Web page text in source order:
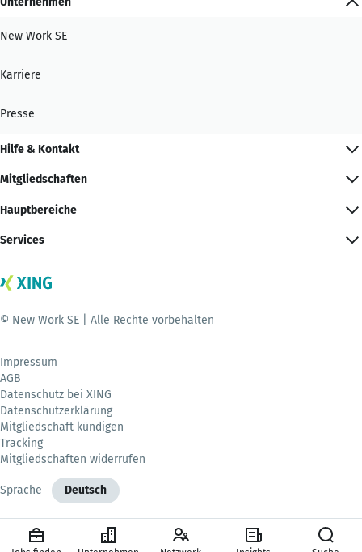
New Work SE
Karriere
Presse
Hilfe & Kontakt
Mitgliedschaften
Hauptbereiche
Services
© New Work SE | Alle Rechte vorbehalten
Impressum
AGB
Datenschutz bei XING
Datenschutzerklärung
Mitgliedschaft kündigen
Tracking
Mitgliedschaften widerrufen
Sprache Deutsch